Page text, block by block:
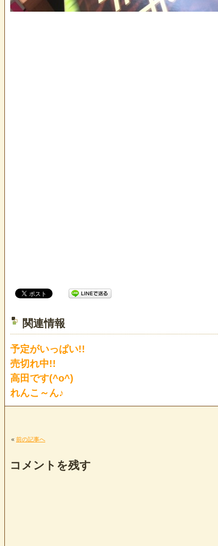
関連情報
予定がいっぱい!!
売切れ中!!
高田です(^o^)
れんこ～ん♪
« 前の記事へ
コメントを残す